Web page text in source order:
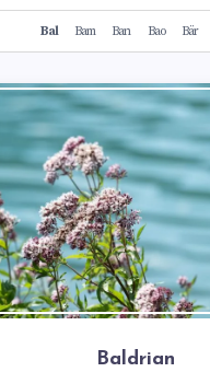
Bal Bam Ban Bao Bär
Baldrian